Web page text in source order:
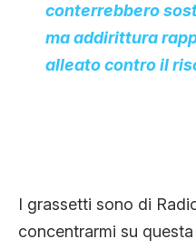
conterrebbero
ma addirittura
alleato contro il
I grassetti sono di
concentrarmi su